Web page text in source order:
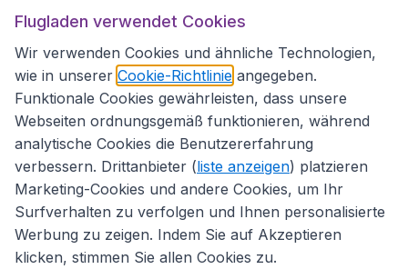
Flugladen.at
Internationale Webseiten
Flugladen verwendet Cookies
Wir verwenden Cookies und ähnliche Technologien,
wie in unserer Cookie-Richtlinie angegeben.
Funktionale Cookies gewährleisten, dass unsere
Webseiten ordnungsgemäß funktionieren, während
analytische Cookies die Benutzererfahrung
verbessern. Drittanbieter (liste anzeigen) platzieren
Marketing-Cookies und andere Cookies, um Ihr
Surfverhalten zu verfolgen und Ihnen personalisierte
Werbung zu zeigen. Indem Sie auf Akzeptieren
klicken, stimmen Sie allen Cookies zu.